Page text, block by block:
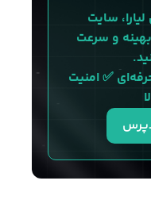
سایت
و سرعت
✅ سرعت بالا ✅ پشتیبانی حرفه‌ای ✅ امنیت